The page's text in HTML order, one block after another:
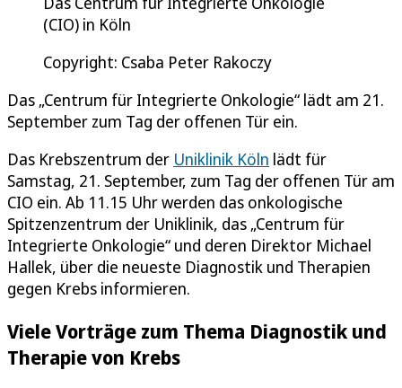
(CIO) in Köln
Copyright: Csaba Peter Rakoczy
Das „Centrum für Integrierte Onkologie“ lädt am 21.
September zum Tag der offenen Tür ein.
Das Krebszentrum der Uniklinik Köln lädt für
Samstag, 21. September, zum Tag der offenen Tür am
CIO ein. Ab 11.15 Uhr werden das onkologische
Spitzenzentrum der Uniklinik, das „Centrum für
Integrierte Onkologie“ und deren Direktor Michael
Hallek, über die neueste Diagnostik und Therapien
gegen Krebs informieren.
Viele Vorträge zum Thema Diagnostik und
Therapie von Krebs